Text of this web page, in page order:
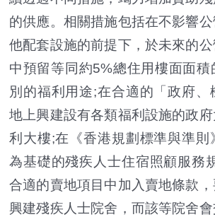
的供應。相關措施包括在不影響
他配套設施的前提下，於未來的公
中預留等同約5%總住用樓面面
別的福利用途;在合適的「政府、
地上興建設有各類福利設施的政
利大樓;在《香港規劃標準與準則
為基礎的殘疾人士住宿照顧服務
合適的賣地項目中加入賣地條款
興建殘疾人士院舍，而該等院舍